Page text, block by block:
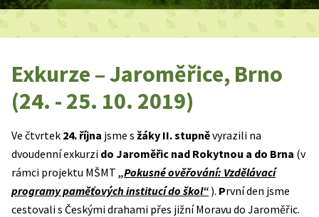
Exkurze – Jaroměřice, Brno
(24. - 25. 10. 2019)
Ve čtvrtek 24. října jsme s žáky II. stupněvyrazili na
dvoudenní exkurzi do Jaroměřic nad Rokytnou a do Brna (v
rámci projektu MŠMT „Pokusné ověřování: Vzdělávací
programy paměťových institucí do škol“ ). První den jsme
cestovali s Českými drahami přes jižní Moravu do Jaroměřic.